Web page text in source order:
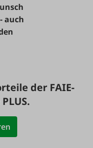
auch
der FAIE-